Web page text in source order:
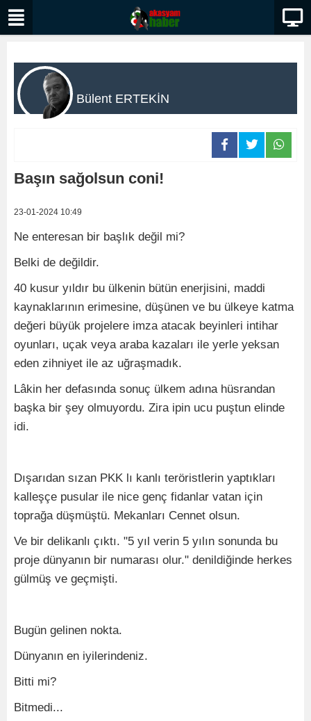
Bülent ERTEKİN
Başın sağolsun coni!
23-01-2024 10:49
Ne enteresan bir başlık değil mi?
Belki de değildir.
40 kusur yıldır bu ülkenin bütün enerjisini, maddi
kaynaklarının erimesine, düşünen ve bu ülkeye katma
değeri büyük projelere imza atacak beyinleri intihar
oyunları, uçak veya araba kazaları ile yerle yeksan
eden zihniyet ile az uğraşmadık.
Lâkin her defasında sonuç ülkem adına hüsrandan
başka bir şey olmuyordu. Zira ipin ucu puştun elinde
idi.
Dışarıdan sızan PKK lı kanlı teröristlerin yaptıkları
kalleşçe pusular ile nice genç fidanlar vatan için
toprağa düşmüştü. Mekanları Cennet olsun.
Ve bir delikanlı çıktı. "5 yıl verin 5 yılın sonunda bu
proje dünyanın bir numarası olur." denildiğinde herkes
gülmüş ve geçmişti.
Bugün gelinen nokta.
Dünyanın en iyilerindeniz.
Bitti mi?
Bitmedi...